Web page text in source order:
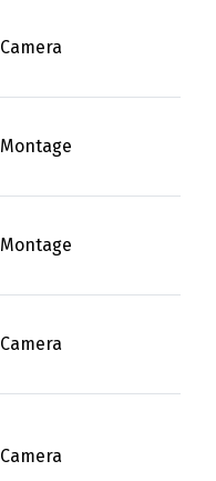
Camera
Montage
Montage
Camera
Camera